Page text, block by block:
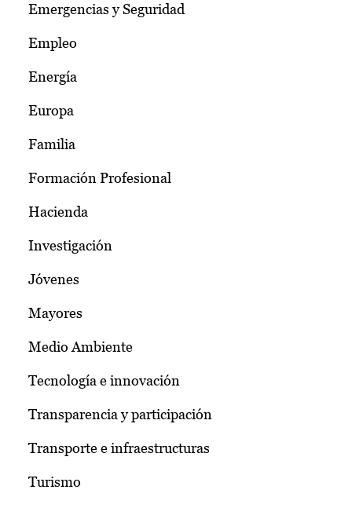
Emergencias y Seguridad
Empleo
Energía
Europa
Familia
Formación Profesional
Hacienda
Investigación
Jóvenes
Mayores
Medio Ambiente
Tecnología e innovación
Transparencia y participación
Transporte e infraestructuras
Turismo